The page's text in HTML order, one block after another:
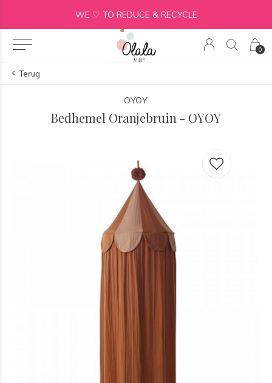
0
WE ♡ TO REDUCE & RECYCLE
Terug
OYOY
Bedhemel Oranjebruin - OYOY